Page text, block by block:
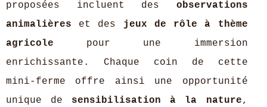
proposées incluent des observations
animalières et des jeux de rôle à thème
agricole pour une immersion
enrichissante. Chaque coin de cette
mini-ferme offre ainsi une opportunité
unique de sensibilisation à la nature,